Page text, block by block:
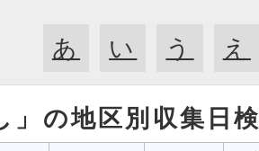
あ い う え
」の地区別収集日